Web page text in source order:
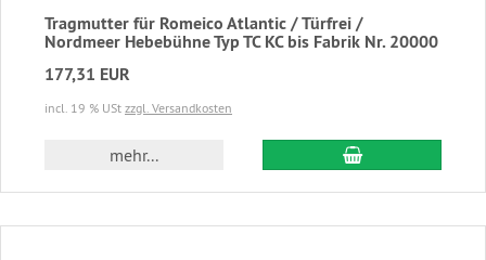
Tragmutter für Romeico Atlantic / Türfrei /
Nordmeer Hebebühne Typ TC KC bis Fabrik Nr. 20000
177,31 EUR
incl. 19 % USt zzgl. Versandkosten
mehr... In den